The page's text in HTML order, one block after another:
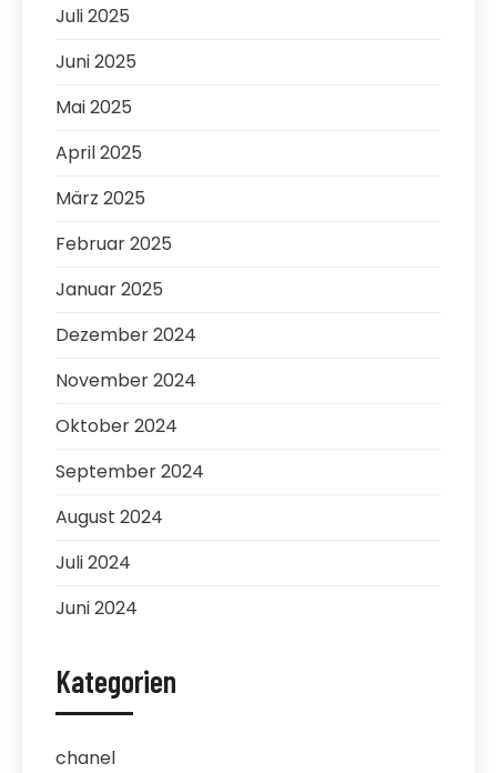
Juli 2025
Juni 2025
Mai 2025
April 2025
März 2025
Februar 2025
Januar 2025
Dezember 2024
November 2024
Oktober 2024
September 2024
August 2024
Juli 2024
Juni 2024
Kategorien
chanel